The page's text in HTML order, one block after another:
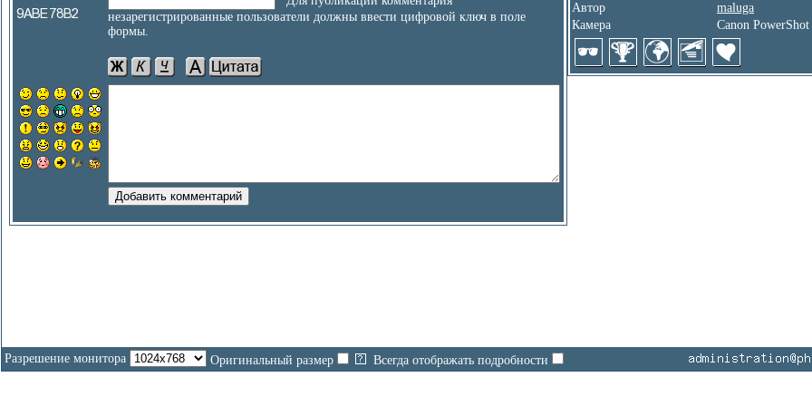
незарегистрированные пользователи должны ввести цифровой ключ в поле
формы.
Автор
maluga
Камера
Canon PowerShot
Разрешение монитора Оригинальный размер Всегда отображать подробности